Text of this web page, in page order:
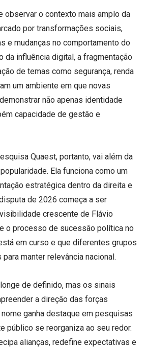
observar o contexto mais amplo da
por transformações sociais,
e mudanças no comportamento do
da influência digital, a fragmentação
de temas como segurança, renda
um ambiente em que novas
não apenas identidade
capacidade de gestão e
Quaest, portanto, vai além da
Ela funciona como um
estratégica dentro da direita e
de 2026 começa a ser
crescente de Flávio
o processo de sucessão política no
em curso e que diferentes grupos
manter relevância nacional.
de definido, mas os sinais
a direção das forças
ganha destaque em pesquisas
público se reorganiza ao seu redor.
alianças, redefine expectativas e